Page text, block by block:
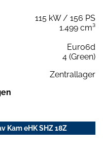
115 kW / 156 PS
1.499 cm³
Euro6d
4 (Green)
Zentrallager
Kam eHK SHZ 18Z